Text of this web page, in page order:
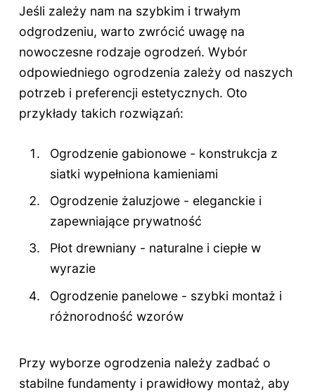
Jeśli zależy nam na szybkim i trwałym
odgrodzeniu, warto zwrócić uwagę na
nowoczesne rodzaje ogrodzeń. Wybór
odpowiedniego ogrodzenia zależy od naszych
potrzeb i preferencji estetycznych. Oto
przykłady takich rozwiązań:
Ogrodzenie gabionowe - konstrukcja z
siatki wypełniona kamieniami
Ogrodzenie żaluzjowe - eleganckie i
zapewniające prywatność
Płot drewniany - naturalne i ciepłe w
wyrazie
Ogrodzenie panelowe - szybki montaż i
różnorodność wzorów
Przy wyborze ogrodzenia należy zadbać o
stabilne fundamenty i prawidłowy montaż, aby